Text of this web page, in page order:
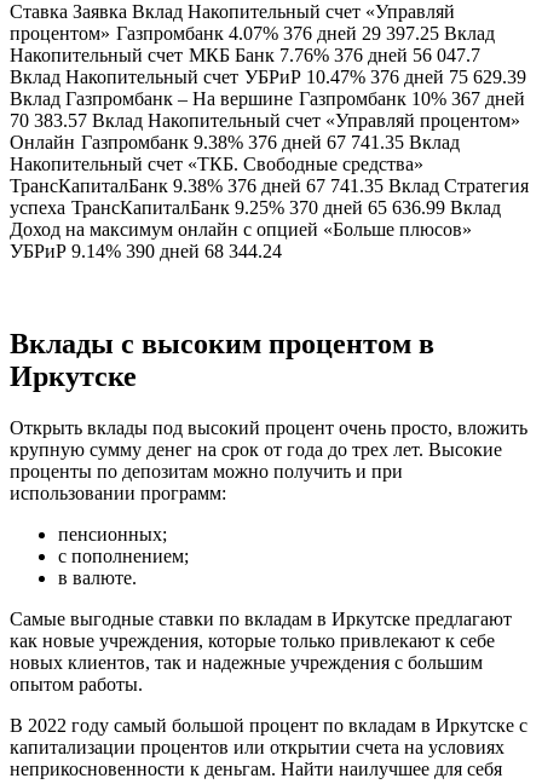
Ставка Заявка Вклад Накопительный счет «Управляй
процентом» Газпромбанк 4.07% 376 дней 29 397.25 Вклад
Накопительный счет МКБ Банк 7.76% 376 дней 56 047.7
Вклад Накопительный счет УБРиР 10.47% 376 дней 75 629.39
Вклад Газпромбанк – На вершине Газпромбанк 10% 367 дней
70 383.57 Вклад Накопительный счет «Управляй процентом»
Онлайн Газпромбанк 9.38% 376 дней 67 741.35 Вклад
Накопительный счет «ТКБ. Свободные средства»
ТрансКапиталБанк 9.38% 376 дней 67 741.35 Вклад Стратегия
успеха ТрансКапиталБанк 9.25% 370 дней 65 636.99 Вклад
Доход на максимум онлайн с опцией «Больше плюсов»
УБРиР 9.14% 390 дней 68 344.24
Вклады с высоким процентом в
Иркутске
Открыть вклады под высокий процент очень просто, вложить
крупную сумму денег на срок от года до трех лет. Высокие
проценты по депозитам можно получить и при
использовании программ:
пенсионных;
с пополнением;
в валюте.
Самые выгодные ставки по вкладам в Иркутске предлагают
как новые учреждения, которые только привлекают к себе
новых клиентов, так и надежные учреждения с большим
опытом работы.
В 2022 году самый большой процент по вкладам в Иркутске с
капитализации процентов или открытии счета на условиях
неприкосновенности к деньгам. Найти наилучшее для себя